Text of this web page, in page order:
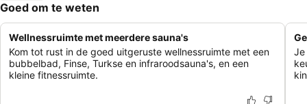
Goed om te weten
Wellnessruimte met meerdere sauna's
Kom tot rust in de goed uitgeruste wellnessruimte met een
bubbelbad, Finse, Turkse en infraroodsauna's, en een
kleine fitnessruimte.
Je